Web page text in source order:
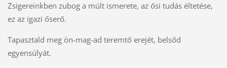
Zsigereinkben zubog a múlt ismerete, az ősi tudás éltetése,
ez az igazi őserő.
Tapasztald meg ön-mag-ad teremtő erejét, belsőd
egyensúlyát.